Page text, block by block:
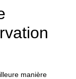
manière